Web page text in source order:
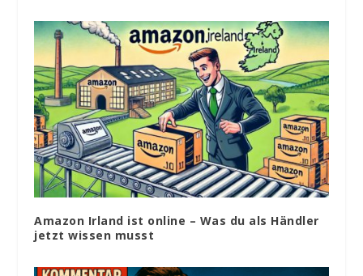
Amazon Irland ist online – Was du als Händler
jetzt wissen musst